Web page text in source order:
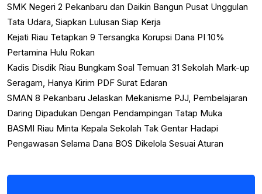
SMK Negeri 2 Pekanbaru dan Daikin Bangun Pusat Unggulan
Tata Udara, Siapkan Lulusan Siap Kerja
Kejati Riau Tetapkan 9 Tersangka Korupsi Dana PI 10%
Pertamina Hulu Rokan
Kadis Disdik Riau Bungkam Soal Temuan 31 Sekolah Mark-up
Seragam, Hanya Kirim PDF Surat Edaran
SMAN 8 Pekanbaru Jelaskan Mekanisme PJJ, Pembelajaran
Daring Dipadukan Dengan Pendampingan Tatap Muka
BASMI Riau Minta Kepala Sekolah Tak Gentar Hadapi
Pengawasan Selama Dana BOS Dikelola Sesuai Aturan